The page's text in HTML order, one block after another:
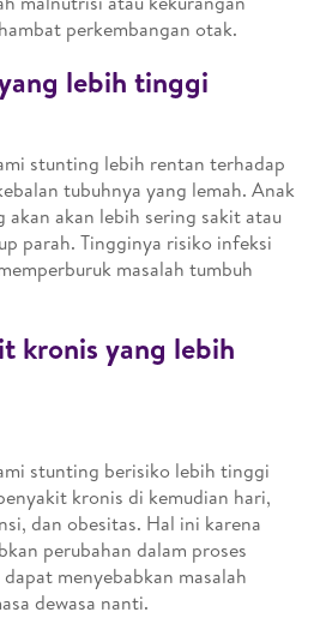
perkembangan otak.
lebih tinggi
stunting lebih rentan terhadap
tubuhnya yang lemah. Anak
akan lebih sering sakit atau
parah. Tingginya risiko infeksi
masalah tumbuh
kronis yang lebih
stunting berisiko lebih tinggi
kronis di kemudian hari,
dan obesitas. Hal ini karena
perubahan dalam proses
menyebabkan masalah
dewasa nanti.